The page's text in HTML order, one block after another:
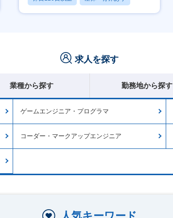
転勤なし
求人を探す
業種から探す 勤務地から探す
ゲームエンジニア・プログラマ
コーダー・マークアップエンジニア
人気キーワード